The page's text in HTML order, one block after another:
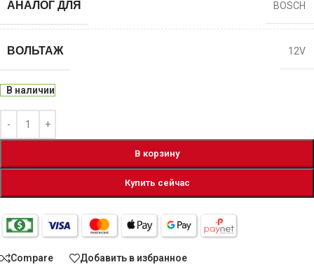
АНАЛОГ ДЛЯ BOSCH
ВОЛЬТАЖ 12V
В наличии
В корзину
Купить сейчас
Compare Добавить в избранное